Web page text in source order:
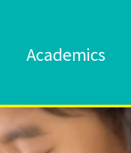
Academics